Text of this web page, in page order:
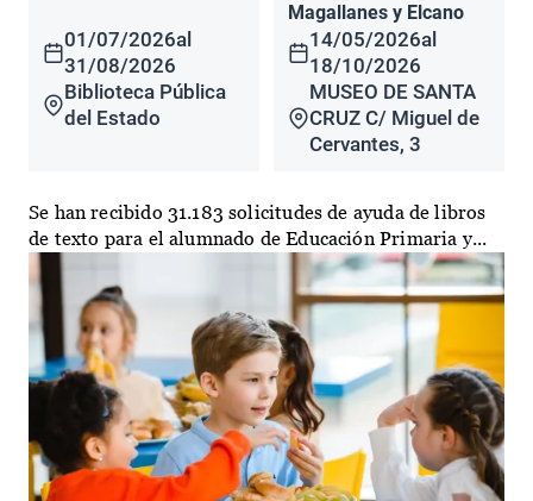
01/07/2026al
31/08/2026
Biblioteca Pública
del Estado
Magallanes y Elcano
14/05/2026al
18/10/2026
MUSEO DE SANTA
CRUZ C/ Miguel de
Cervantes, 3
Se han recibido 31.183 solicitudes de ayuda de libros
de texto para el alumnado de Educación Primaria y...